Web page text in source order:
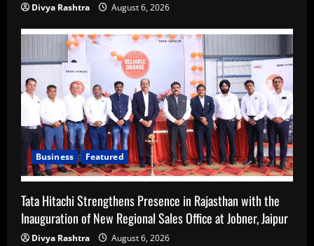
Divya Rashtra August 6, 2026
Business Featured
Tata Hitachi Strengthens Presence in Rajasthan with the
Inauguration of New Regional Sales Office at Jobner, Jaipur
Divya Rashtra August 6, 2026